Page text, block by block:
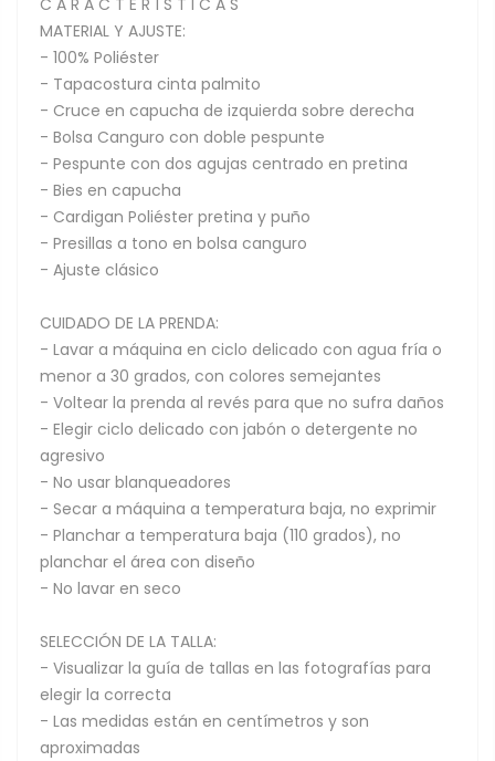
MATERIAL Y AJUSTE:
- 100% Poliéster
- Tapacostura cinta palmito
- Cruce en capucha de izquierda sobre derecha
- Bolsa Canguro con doble pespunte
- Pespunte con dos agujas centrado en pretina
- Bies en capucha
- Cardigan Poliéster pretina y puño
- Presillas a tono en bolsa canguro
- Ajuste clásico
CUIDADO DE LA PRENDA:
- Lavar a máquina en ciclo delicado con agua fría o
menor a 30 grados, con colores semejantes
- Voltear la prenda al revés para que no sufra daños
- Elegir ciclo delicado con jabón o detergente no
agresivo
- No usar blanqueadores
- Secar a máquina a temperatura baja, no exprimir
- Planchar a temperatura baja (110 grados), no
planchar el área con diseño
- No lavar en seco
SELECCIÓN DE LA TALLA:
- Visualizar la guía de tallas en las fotografías para
elegir la correcta
- Las medidas están en centímetros y son
aproximadas